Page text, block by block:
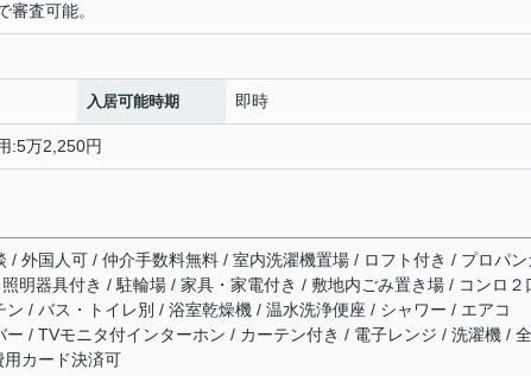
審査可能。
入居可能時期 即時
:5万2,250円
/ 外国人可 / 仲介手数料無料 / 室内洗濯機置場 / ロフト付き / プロパン
明器具付き / 駐輪場 / 家具・家電付き / 敷地内ごみ置き場 / コンロ２
/ バス・トイレ別 / 浴室乾燥機 / 温水洗浄便座 / シャワー / エアコ
/ TVモニタ付インターホン / カーテン付き / 電子レンジ / 洗濯機 /
カード決済可